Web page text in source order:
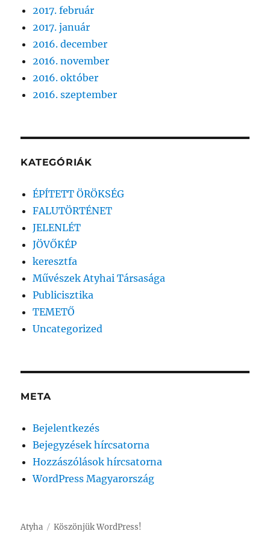
2017. február
2017. január
2016. december
2016. november
2016. október
2016. szeptember
KATEGÓRIÁK
ÉPÍTETT ÖRÖKSÉG
FALUTÖRTÉNET
JELENLÉT
JÖVŐKÉP
keresztfa
Művészek Atyhai Társasága
Publicisztika
TEMETŐ
Uncategorized
META
Bejelentkezés
Bejegyzések hírcsatorna
Hozzászólások hírcsatorna
WordPress Magyarország
Atyha Köszönjük WordPress!